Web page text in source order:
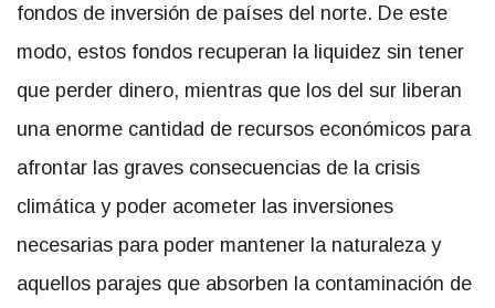
fondos de inversión de países del norte. De este
modo, estos fondos recuperan la liquidez sin tener
que perder dinero, mientras que los del sur liberan
una enorme cantidad de recursos económicos para
afrontar las graves consecuencias de la crisis
climática y poder acometer las inversiones
necesarias para poder mantener la naturaleza y
aquellos parajes que absorben la contaminación de